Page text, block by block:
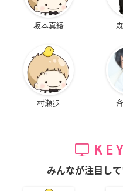
坂本真綾
村瀬歩
みんなが注目し